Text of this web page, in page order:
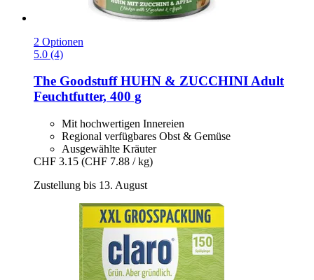
2 Optionen
5.0 (4)
The GoodstuffHUHN & ZUCCHINI Adult
Feuchtfutter, 400 g
Mit hochwertigen Innereien
Regional verfügbares Obst & Gemüse
Ausgewählte Kräuter
CHF 3.15 (CHF 7.88 / kg)
Zustellung bis 13. August